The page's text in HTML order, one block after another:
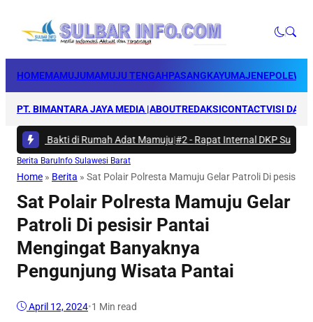
HOMEMAMUJUMAMUJU TENGAHPASANGKAYUMAJENE
PT. BIMANTARA JAYA MEDIA |ABOUTREDAKSICONTACTVISI DAN
Bakti di Rumah Adat Mamuju|#2 -Rapat Internal DKP Sulbar,
Berita Baru Info Sulawesi Barat
Home » Berita » Sat Polair Polresta Mamuju Gelar Patroli Di pesisir
Sat Polair Polresta Mamuju Gelar
Patroli Di pesisir Pantai
Mengingat Banyaknya
Pengunjung Wisata Pantai
April 12, 2024•1 Min read